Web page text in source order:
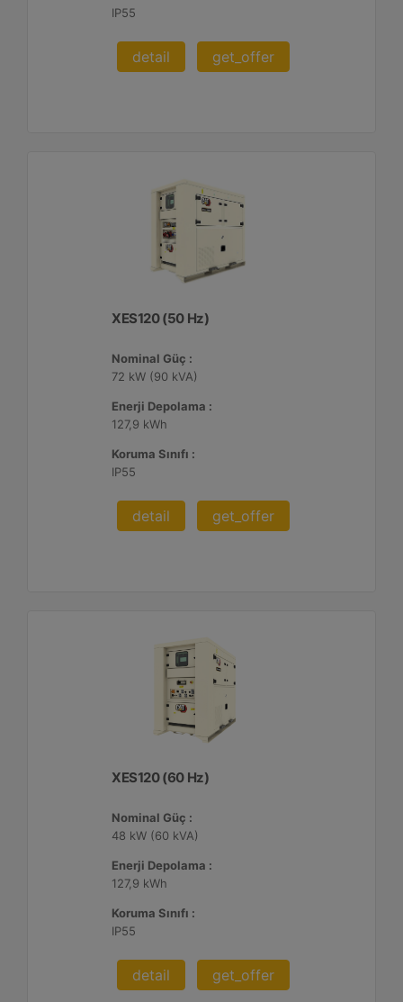
IP55
detail get_offer
XES120 (50 Hz)
Nominal Güç :
72 kW (90 kVA)
Enerji Depolama :
127,9 kWh
Koruma Sınıfı :
IP55
detail get_offer
XES120 (60 Hz)
Nominal Güç :
48 kW (60 kVA)
Enerji Depolama :
127,9 kWh
Koruma Sınıfı :
IP55
detail get_offer